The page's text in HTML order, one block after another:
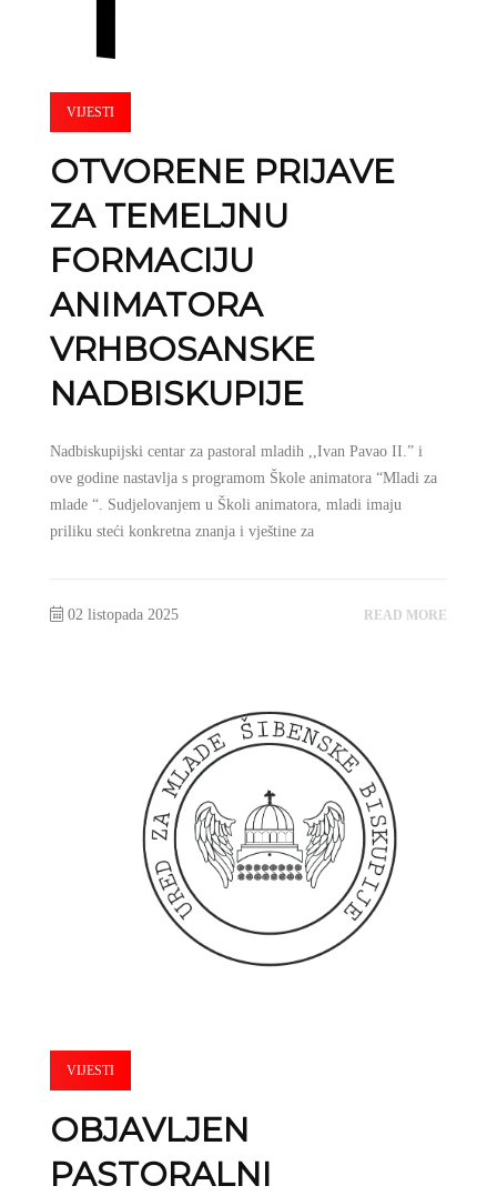
VIJESTI
OTVORENE PRIJAVE
ZA TEMELJNU
FORMACIJU
ANIMATORA
VRHBOSANSKE
NADBISKUPIJE
Nadbiskupijski centar za pastoral mladih ,,Ivan Pavao II.” i
ove godine nastavlja s programom Škole animatora “Mladi za
mlade “. Sudjelovanjem u Školi animatora, mladi imaju
priliku steći konkretna znanja i vještine za
02 listopada 2025 READ MORE
VIJESTI
OBJAVLJEN
PASTORALNI